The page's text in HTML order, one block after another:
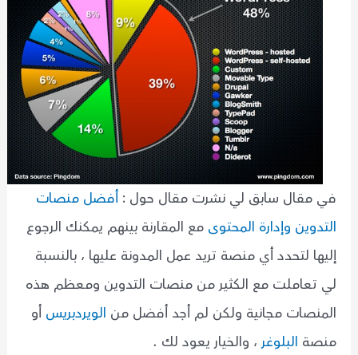
في مقال سابق لي نشرت مقال حول : أفضل منصات
التدوين وإدارة المحتوى مع المقارنة بينهم يمكنك الرجوع
إليها لتحدد أي منصة تريد عمل المدونة عليها ، بالنسبة
لي تعاملت مع الكثير من منصات التدوين ومعظم هذه
المنصات مجانية ولكن لم أجد أفضل من الويردبريس أو
منصة البلوغر، والخيار يعود لك .